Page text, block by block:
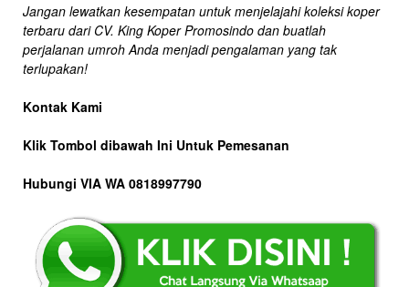
Jangan lewatkan kesempatan untuk menjelajahi koleksi koper
terbaru dari CV. King Koper Promosindo dan buatlah
perjalanan umroh Anda menjadi pengalaman yang tak
terlupakan!
Kontak Kami
Klik Tombol dibawah Ini Untuk Pemesanan
Hubungi VIA WA 0818997790